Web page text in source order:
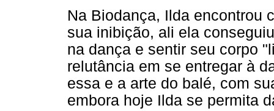
Na Biodança, Ilda encontrou
sua inibição, ali ela
na dança e sentir seu corpo
relutância em se entregar à
essa e a arte do balé, com
embora hoje Ilda se permita